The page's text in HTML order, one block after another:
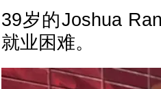
39岁的Joshua
就业困难。